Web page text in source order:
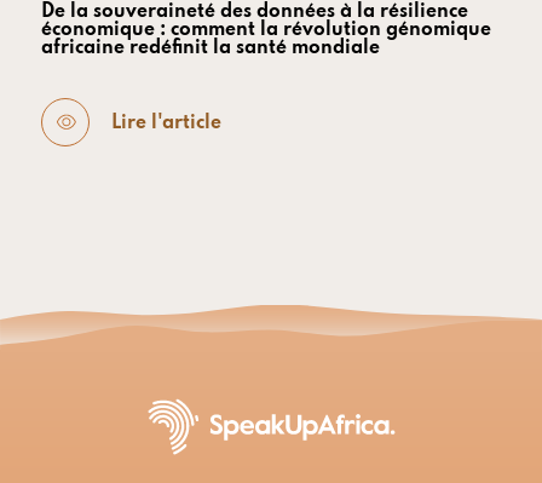
De la souveraineté des données à la résilience
économique : comment la révolution génomique
africaine redéfinit la santé mondiale
Lire l'article